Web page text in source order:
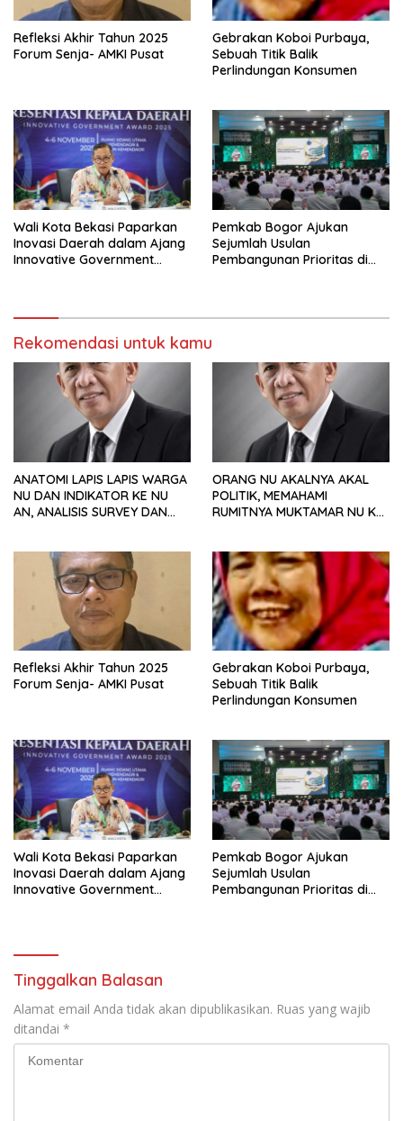
Refleksi Akhir Tahun 2025
Forum Senja- AMKI Pusat
Gebrakan Koboi Purbaya,
Sebuah Titik Balik
Perlindungan Konsumen
Wali Kota Bekasi Paparkan
Inovasi Daerah dalam Ajang
Innovative Government
Pemkab Bogor Ajukan
Sejumlah Usulan
Pembangunan Prioritas di
Rekomendasi untuk kamu
ANATOMI LAPIS LAPIS WARGA
NU DAN INDIKATOR KE NU
AN, ANALISIS SURVEY DAN
ORANG NU AKALNYA AKAL
POLITIK, MEMAHAMI
RUMITNYA MUKTAMAR NU KE
Refleksi Akhir Tahun 2025
Forum Senja- AMKI Pusat
Gebrakan Koboi Purbaya,
Sebuah Titik Balik
Perlindungan Konsumen
Wali Kota Bekasi Paparkan
Inovasi Daerah dalam Ajang
Innovative Government
Pemkab Bogor Ajukan
Sejumlah Usulan
Pembangunan Prioritas di
Tinggalkan Balasan
Alamat email Anda tidak akan dipublikasikan. Ruas yang wajib
ditandai *